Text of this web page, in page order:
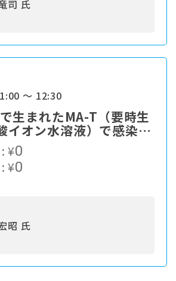
司 氏
～ 12:30
⽣まれたMA-T（要時⽣
イオン⽔溶液）で感染症
¥0
¥0
昭 氏